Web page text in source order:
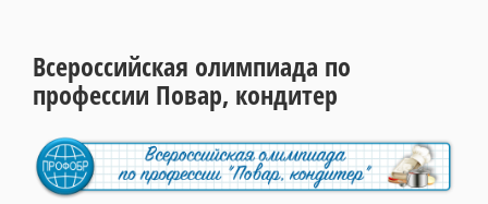
Всероссийская олимпиада по
профессии Повар, кондитер